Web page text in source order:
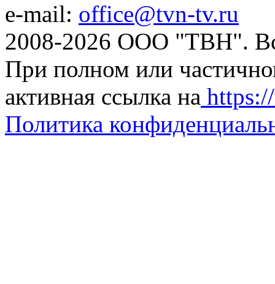
e-mail: office@tvn-tv.ru
2008-2026 ООО "ТВН".
При полном или
активная ссылка на
Политика